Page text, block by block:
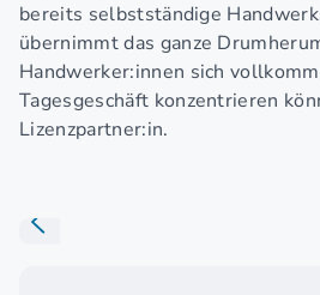
bereits selbstständige
übernimmt das ganze
Handwerker:innen sich
Tagesgeschäft konzentrieren
Lizenzpartner:in.